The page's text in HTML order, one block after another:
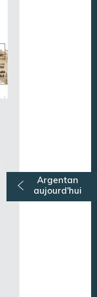
Argentan
aujourd'hui